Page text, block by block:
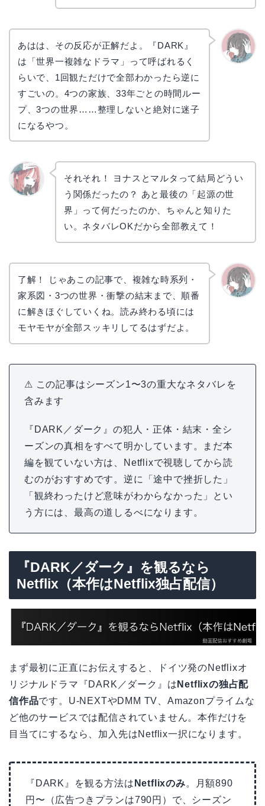
あはは、その反応が正解だよ。『DARK』
は「世界一複雑なドラマ」って呼ばれるく
らいで、1回観ただけで全部わかったら逆に
すごいの。4つの家族、33年ごとの時間ルー
プ、3つの世界……整理しないと絶対に迷子
になるやつ。
それそれ！ ヨナスとマルタって結局どうい
う関係だったの？ あと最後の「起源の世
界」って何だったのか、ちゃんと知りた
い。ネタバレOKだから全部教えて！
了解！ じゃあこの記事で、複雑な時系列・
家系図・3つの世界・衝撃の結末まで、順番
に解きほぐしていくね。読み終わる頃には
モヤモヤが全部スッキリしてるはずだよ。
⚠ この記事はシーズン1〜3の重大なネタバレを
含みます
『DARK／ダーク』の犯人・正体・結末・全シ
ーズンの真相をすべて明かしています。まだ本
編を観ていない方は、Netflixで視聴してから読
むのがおすすめです。逆に「途中で挫折した」
「観終わったけど意味がわからなかった」とい
う方には、最高の道しるべになります。
『DARK／ダーク』を観るなら
Netflix（本作はNetflix独占配信）
まず最初に正直にお伝えすると、ドイツ発のNetflixオ
リジナルドラマ『DARK／ダーク』は Netflixの独占配
信作品です。U-NEXTやDMM TV、Amazonプライムな
ど他のサービスでは配信されていません。本作だけを
目当てにするなら、加入先はNetflix一択になります。
『DARK』を観る方法は Netflixのみ。月額890
円〜（広告つきプランは790円）で、シーズン